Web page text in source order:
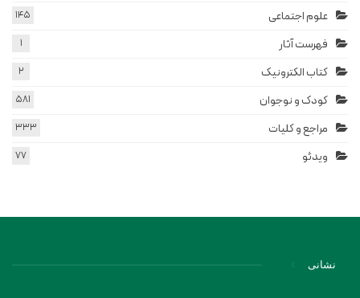
علوم اجتماعی 145
فهرست آثار 1
کتاب الکترونیک 2
کودک و نوجوان 581
مراجع و کلیات 333
ویدئو 77
نشانی